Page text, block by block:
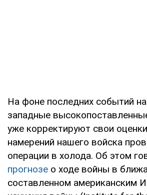
На фоне последних событий
западные
уже корректируют свои
намерений нашего войска
операции в холода. Об этом
прогнозе о ходе войны в
составленном американским